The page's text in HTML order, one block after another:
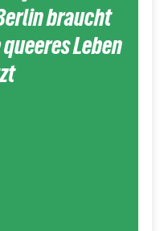
braucht
Leben